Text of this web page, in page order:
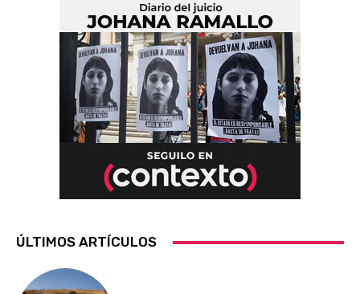
ÚLTIMOS ARTÍCULOS